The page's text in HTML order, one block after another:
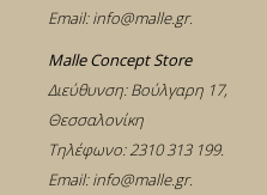
Email:info@malle.gr.
Malle Concept Store
Διεύθυνση: Βούλγαρη 17,
Θεσσαλονίκη
Τηλέφωνο:2310 313 199.
Email:info@malle.gr.